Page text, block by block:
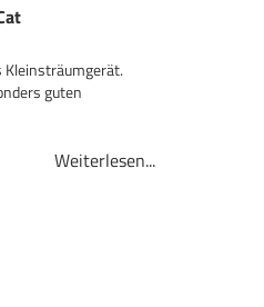
guten
Weiterlesen...